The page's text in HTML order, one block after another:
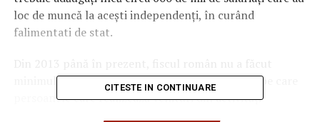
loc de muncă la aceşti independenţi, în curând
falimentati de stat.
minimul efort de a calcula sumele anuale finale pe care
persoanele care realizează venituri din activităţi
CITESTE IN CONTINUARE